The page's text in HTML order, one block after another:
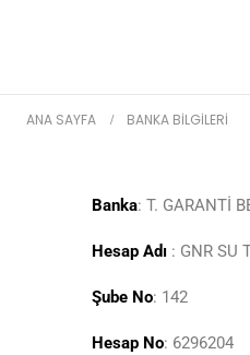
ANA SAYFA BANKA BILGILERI
Banka: T. GARANTİ
Hesap Adı : GNR SU
Şube No: 142
Hesap No: 6296204